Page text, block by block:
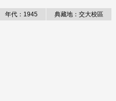
年代：1945 典藏地：交大校區